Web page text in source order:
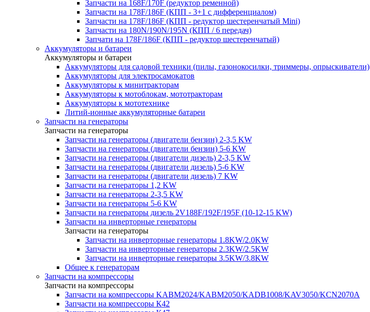
Запчасти на 168F/170F (редуктор ременной)
Запчасти на 178F/186F (КПП - 3+1 с дифференциалом)
Запчасти на 178F/186F (КПП - редуктор шестеренчатый Mini)
Запчасти на 180N/190N/195N (КПП / 6 передач)
Запчати на 178F/186F (КПП - редуктор шестеренчатый)
Аккумуляторы и батареи
Аккумуляторы и батареи
Аккумуляторы для садовой техники (пилы, газонокосилки, триммеры, опрыскиватели)
Аккумуляторы для электросамокатов
Аккумуляторы к минитракторам
Аккумуляторы к мотоблокам, мототракторам
Аккумуляторы к мототехнике
Литий-ионные аккумуляторные батареи
Запчасти на генераторы
Запчасти на генераторы
Запчасти на генераторы (двигатели бензин) 2-3,5 KW
Запчасти на генераторы (двигатели бензин) 5-6 KW
Запчасти на генераторы (двигатели дизель) 2-3,5 KW
Запчасти на генераторы (двигатели дизель) 5-6 KW
Запчасти на генераторы (двигатели дизель) 7 KW
Запчасти на генераторы 1,2 KW
Запчасти на генераторы 2-3,5 KW
Запчасти на генераторы 5-6 KW
Запчасти на генераторы дизель 2V188F/192F/195F (10-12-15 KW)
Запчасти на инверторные генераторы
Запчасти на генераторы
Запчасти на инверторные генераторы 1.8KW/2.0KW
Запчасти на инверторные генераторы 2.3KW/2.5KW
Запчасти на инверторные генераторы 3.5KW/3.8KW
Общее к генераторам
Запчасти на компрессоры
Запчасти на компрессоры
Запчасти на компрессоры KABM2024/KABM2050/KADB1008/KAV3050/KCN2070A
Запчасти на компрессоры К42